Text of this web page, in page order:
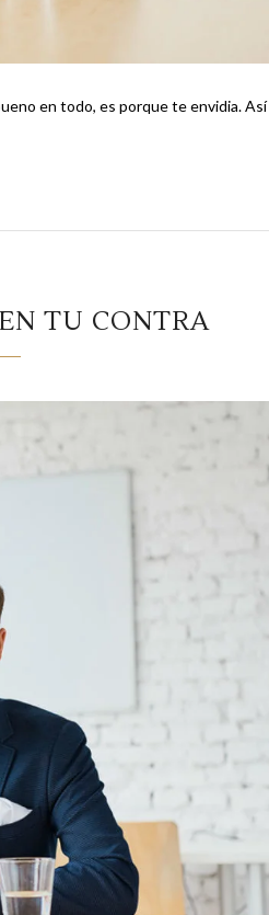
es porque te envidia. Así como lo
TU CONTRA